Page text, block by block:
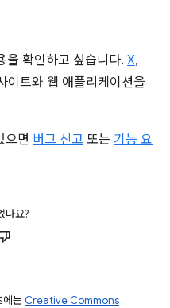
확인하고 싶습니다. X,
이트와 웹 애플리케이션을
으면 버그 신고 또는 기능 요
나요?
에는 Creative Commons